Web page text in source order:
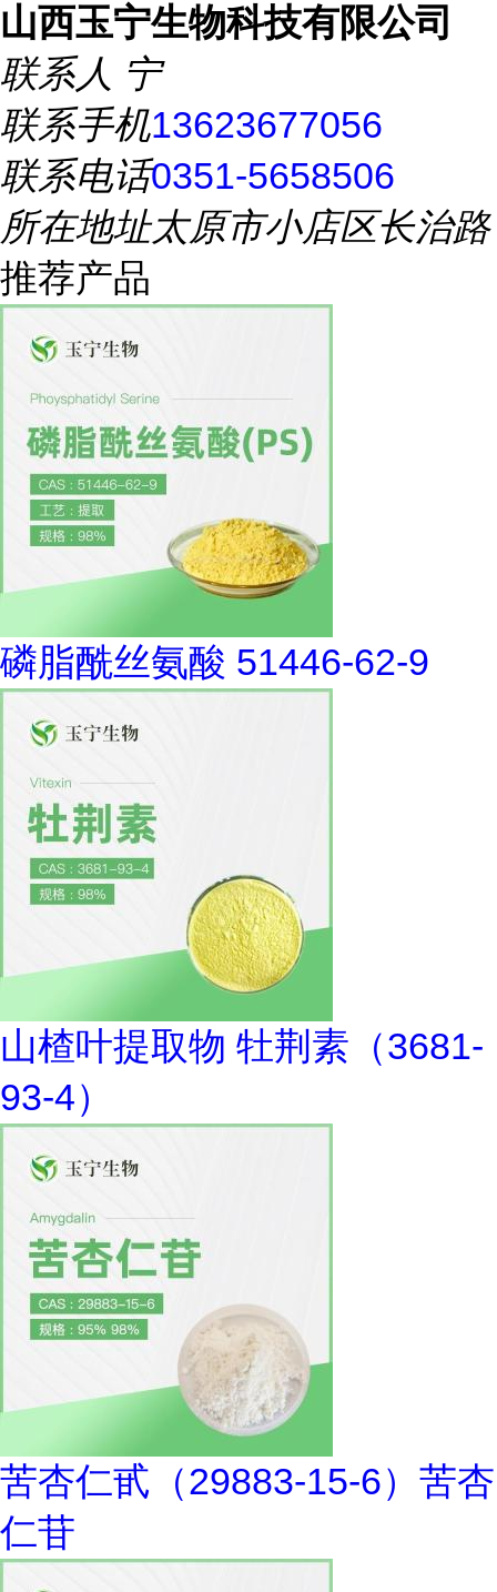
山西玉宁生物科技有限公司
联系人 宁
联系手机13623677056
联系电话0351-5658506
所在地址太原市小店区长治路
推荐产品
磷脂酰丝氨酸 51446-62-9
山楂叶提取物 牡荆素（3681-
93-4）
苦杏仁甙（29883-15-6）苦杏
仁苷